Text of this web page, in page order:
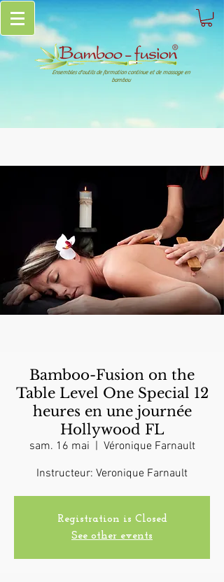
Ensembles d'outils de formation continue et de massage en
bambou
Bamboo-Fusion on the
Table Level One Special 12
heures en une journée
Hollywood FL
sam. 16 mai
  |
Véronique Farnault
Instructeur: Veronique Farnault
Registration is Closed
See other events